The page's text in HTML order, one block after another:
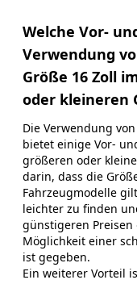
Welche Vor-
Verwendung
Größe 16 Zoll
oder kleineren
Die Verwendung
bietet einige Vor-
größeren oder
darin, dass die
Fahrzeugmodelle
leichter zu finden
günstigeren
Möglichkeit einer
ist gegeben.
Ein weiterer Vorteil